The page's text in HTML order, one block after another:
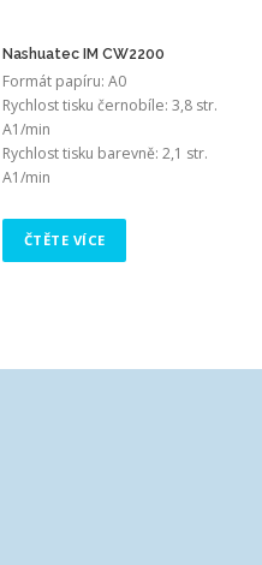
Nashuatec IM CW2200
Formát papíru: A0
Rychlost tisku černobíle: 3,8 str.
A1/min
Rychlost tisku barevně: 2,1 str.
A1/min
ČTĚTE VÍCE